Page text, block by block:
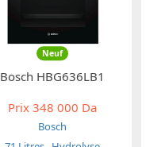
Neuf
Bosch HBG636LB1
Prix 348 000 Da
Bosch